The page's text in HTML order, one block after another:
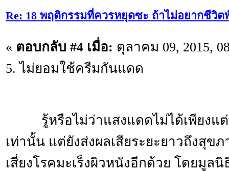
Re: 18 พฤติกรรมที่ควรหยุดซะ ถ้าไม่อยากชีวิต
« ตอบกลับ #4 เมื่อ: ตุลาคม 09, 2015,
5. ไม่ยอมใช้ครีมกันแดด
รู้หรือไม่ว่าแสงแดดไม่ได้เพียงแต่
เท่านั้น แต่ยังส่งผลเสียระยะยาวถึงสุข
เสี่ยงโรคมะเร็งผิวหนังอีกด้วย โดยมูลนิ